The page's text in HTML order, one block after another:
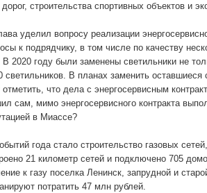
строительства спортивных объектов и
уделил вопросу реализации
к подрядчику, в том числе по качеству
2020 году были заменены светильники не
В планах заменить оставшиеся
что дела с энергосервисным
сам, мимо энергосервисного контракта
в Миассе?
года стало строительство газовых
21 километр сетей и подключено 705
к газу поселка Ленинск, запрудной и
потратить 47 млн рублей.